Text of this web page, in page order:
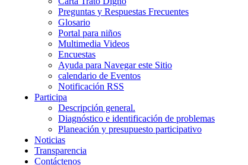
Preguntas y Respuestas Frecuentes
Glosario
Portal para niños
Multimedia Videos
Encuestas
Ayuda para Navegar este Sitio
calendario de Eventos
Notificación RSS
Participa
Descripción general.
Diagnóstico e identificación de problemas
Planeación y presupuesto participativo
Noticias
Transparencia
Contáctenos